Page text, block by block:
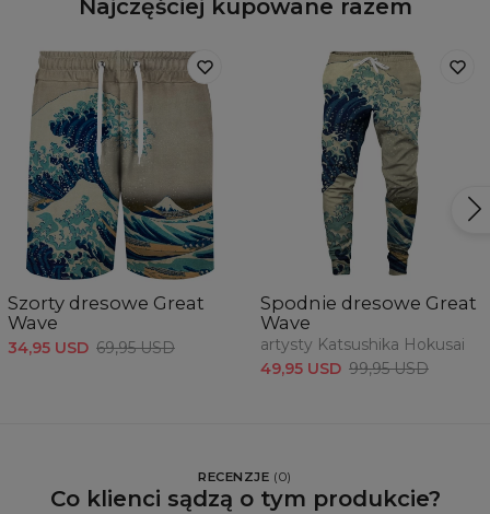
Najczęściej kupowane razem
Szorty dresowe Great
Wave
34,95 USD 69,95 USD
Spodnie dresowe Great
Wave
artysty Katsushika Hokusai
49,95 USD 99,95 USD
RECENZJE (0)
Co klienci sądzą o tym produkcie?